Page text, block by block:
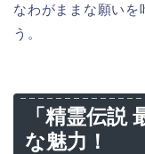
なわがままな願いを
う。
「精霊伝説
な魅力！